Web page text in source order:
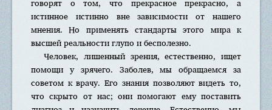
истинное истинно вне зависимости от нашего
мнения. Но применять стандарты этого мира к
высшей реальности глупо и бесполезно.
Человек, лишенный зрения, естественно, ищет
помощи у зрячего. Заболев, мы обращаемся за
советом к врачу. Его знания позволяют видеть то,
что скрыто от нас; они помогают ему поставить